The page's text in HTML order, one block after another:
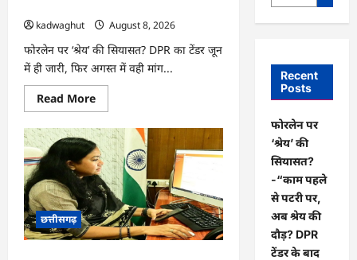
kadwaghut
August 8, 2026
फोरलेन पर ‘श्रेय’ की सियासत? DPR का टेंडर जून
में ही जारी, फिर अगस्त में वही मांग...
Read MoreRead
more
फोरलेन
पर
‘श्रेय’
की
सियासत?
-“काम
पहले
से
पटरी
पर,
अब
छत्तीसगढ़
Recent
Posts
फोरलेन पर
‘श्रेय’ की
सियासत?
-“काम पहले
से पटरी पर,
अब श्रेय की
दौड़? DPR
टेंडर के बाद